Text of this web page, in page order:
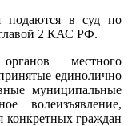
подаются в суд по
2 КАС РФ.
местного
единолично
муниципальные
волеизъявление,
конкретных граждан